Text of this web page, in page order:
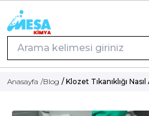
Anasayfa /Blog / Klozet Tıkanıklığı